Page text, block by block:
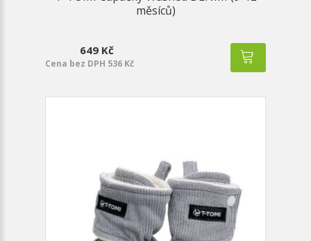
měsíců)
649 Kč
Cena bez DPH 536 Kč